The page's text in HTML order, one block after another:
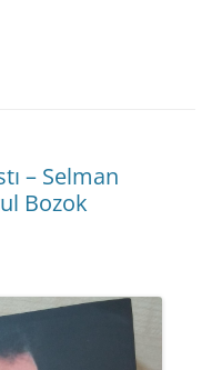
– Selman
Bozok